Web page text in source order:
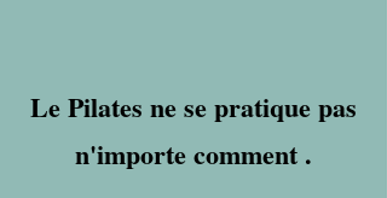
Le Pilates ne se pratique pas
n'importe comment .